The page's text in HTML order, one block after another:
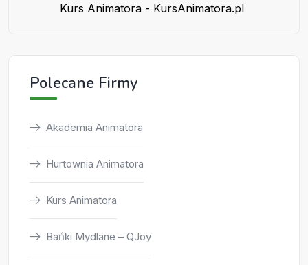
Kurs Animatora - KursAnimatora.pl
Polecane Firmy
Akademia Animatora
Hurtownia Animatora
Kurs Animatora
Bańki Mydlane – QJoy